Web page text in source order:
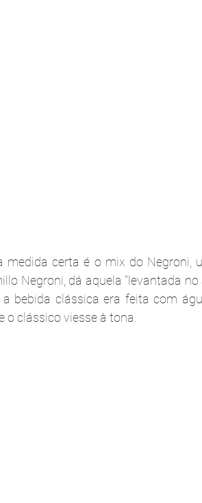
medida certa é o mix do Negroni,
Negroni, dá aquela "levantada
bebida clássica era feita com
o clássico viesse à tona.